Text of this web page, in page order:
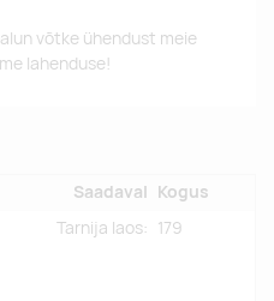
võtke ühendust meie
lahenduse!
Saadaval Kogus
Tarnija laos: 179